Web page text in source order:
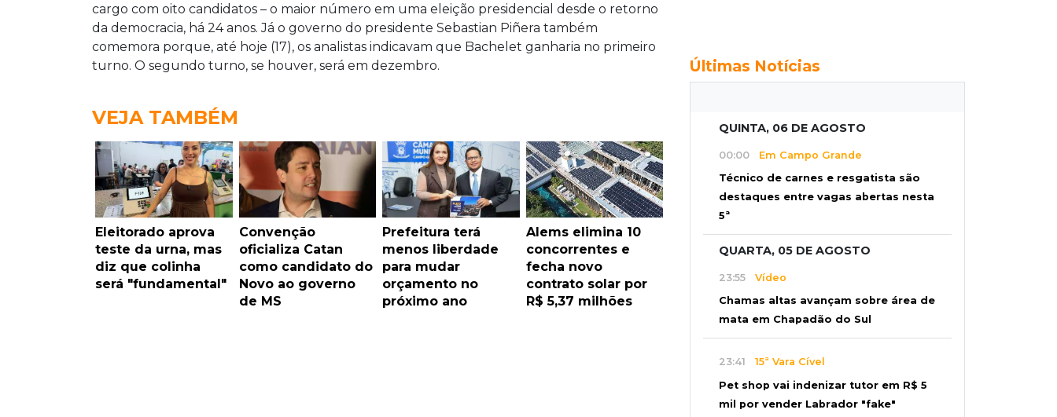
cargo com oito candidatos – o maior número em uma eleição presidencial desde o retorno
da democracia, há 24 anos. Já o governo do presidente Sebastian Piñera também
comemora porque, até hoje (17), os analistas indicavam que Bachelet ganharia no primeiro
turno. O segundo turno, se houver, será em dezembro.
VEJA TAMBÉM
Eleitorado aprova
teste da urna, mas
diz que colinha
será "fundamental"
Convenção
oficializa Catan
como candidato do
Novo ao governo
de MS
Prefeitura terá
menos liberdade
para mudar
orçamento no
próximo ano
Alems elimina 10
concorrentes e
fecha novo
contrato solar por
R$ 5,37 milhões
Últimas Notícias
QUINTA, 06 DE AGOSTO
00:00 Em Campo Grande
Técnico de carnes e resgatista são
destaques entre vagas abertas nesta
5ª
QUARTA, 05 DE AGOSTO
23:55 Vídeo
Chamas altas avançam sobre área de
mata em Chapadão do Sul
23:41 15ª Vara Cível
Pet shop vai indenizar tutor em R$ 5
mil por vender Labrador "fake"